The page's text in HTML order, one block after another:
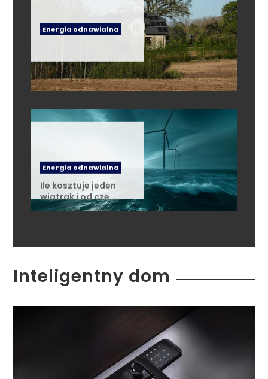
Energia odnawialna
Energia odnawialna
Ile kosztuje jeden
wiatrak i od cze …
Inteligentny dom